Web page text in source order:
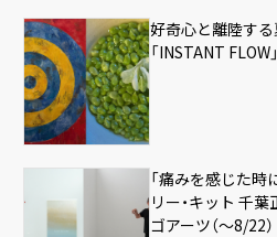
好奇心と離陸す
「INSTANT FLOW
「痛みを感じた
リー・キット 千
ゴアーツ（〜8/22）